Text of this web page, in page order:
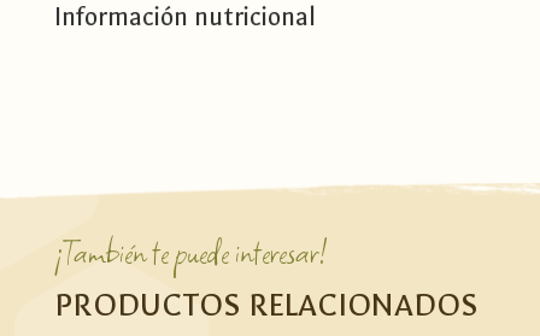
Información nutricional
¡También te puede interesar!
PRODUCTOS RELACIONADOS